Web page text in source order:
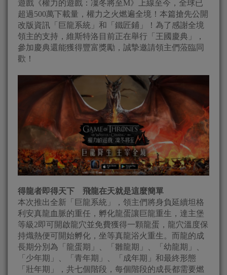
遊戲《權力的遊戲：凜冬將至M》上線至今，全球已
超過500萬下載量，權力之火燃遍全境！本篇搶先公開
改版資訊「巨龍系統」和「鐵匠鋪」！為了感謝全境
領主的支持，維斯特洛目前正在舉行「王國慶典」，
參加慶典還能獲得豐富獎勵，誠摯邀請領主們蒞臨同
歡！
得龍者即得天下 飛龍在天就是這麼簡單
本次推出全新「巨龍系統」，領主們將身負延續坦格
利安真龍血脈的重任，孵化龍蛋讓巨龍重生，達主堡
等級2即可開啟龍穴並免費獲得一顆龍蛋，龍穴溫度保
持熾熱便可開始孵化，坐等真龍浴火重生。而龍的成
長期分別為「龍蛋期」、「雛龍期」、「幼龍期」、
「少年期」、「青年期」、「成年期」和最終形態
「壯年期」，共七個階段，每個階段的成長都需要燃